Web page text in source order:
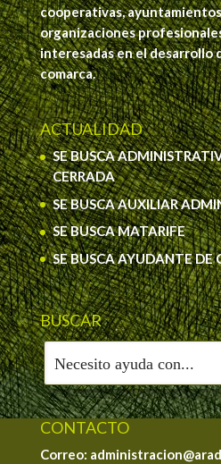
cooperativas,
organizaciones
interesadas en el desarrollo
comarca.
ACTUALIDAD
SE BUSCA
CERRADA
SE BUSCA AUXILIAR
SE BUSCA MATARIFE
SE BUSCA AYUDANTE DE
BUSCAR
CONTACTO
Correo: